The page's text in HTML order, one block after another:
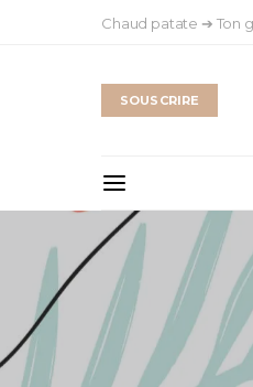
Chaud patate ➔ Ton
SOUSCRIRE